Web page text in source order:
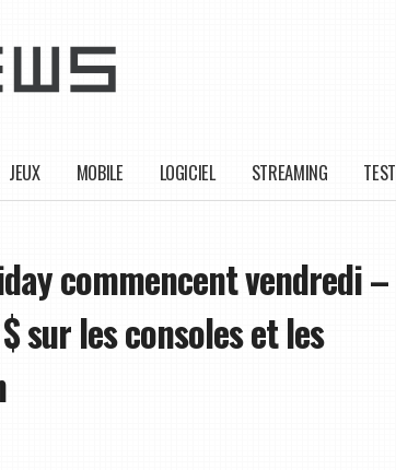
JEUX MOBILE LOGICIEL STREAMING TEST
commencent vendredi –
sur les consoles et les